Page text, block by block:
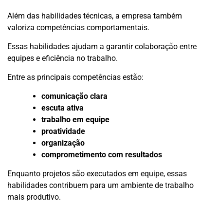
Além das habilidades técnicas, a empresa também
valoriza competências comportamentais.
Essas habilidades ajudam a garantir colaboração entre
equipes e eficiência no trabalho.
Entre as principais competências estão:
comunicação clara
escuta ativa
trabalho em equipe
proatividade
organização
comprometimento com resultados
Enquanto projetos são executados em equipe, essas
habilidades contribuem para um ambiente de trabalho
mais produtivo.